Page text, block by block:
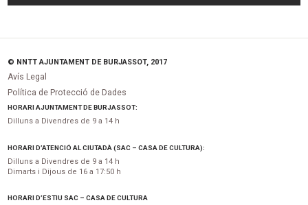
© NNTT AJUNTAMENT DE BURJASSOT, 2017
Avís Legal
Política de Protecció de Dades
HORARI AJUNTAMENT DE BURJASSOT:
Dilluns a Divendres de 9 a 14 h
HORARI D’ATENCIÓ AL CIUTADÀ (SAC – CASA DE CULTURA):
Dilluns a Divendres de 9 a 14 h
Dimarts i Dijous de 16 a 17:50 h
HORARI D’ESTIU SAC – CASA DE CULTURA